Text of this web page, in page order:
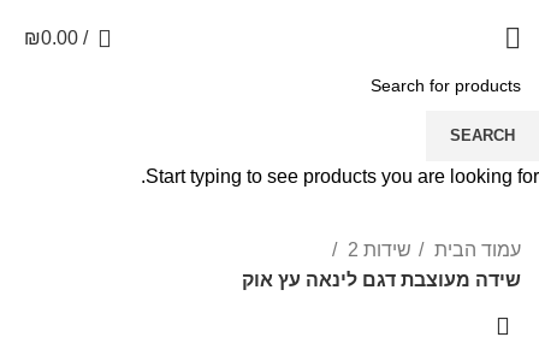
/
₪0.00
שידה מעוצבת דגם לינאה
עץ אוק
עמוד הבית
שידות 2
שידה מעוצבת דגם לינאה עץ אוק
SEARCH
Start typing to see products you are looking for.